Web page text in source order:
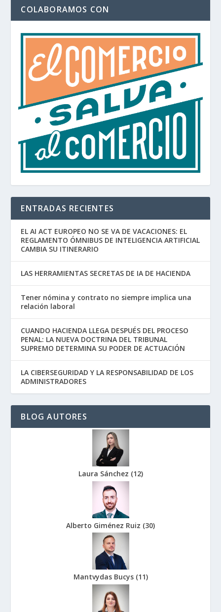
COLABORAMOS CON
ENTRADAS RECIENTES
EL AI ACT EUROPEO NO SE VA DE VACACIONES: EL
REGLAMENTO ÓMNIBUS DE INTELIGENCIA ARTIFICIAL
CAMBIA SU ITINERARIO
LAS HERRAMIENTAS SECRETAS DE IA DE HACIENDA
Tener nómina y contrato no siempre implica una
relación laboral
CUANDO HACIENDA LLEGA DESPUÉS DEL PROCESO
PENAL: LA NUEVA DOCTRINA DEL TRIBUNAL
SUPREMO DETERMINA SU PODER DE ACTUACIÓN
LA CIBERSEGURIDAD Y LA RESPONSABILIDAD DE LOS
ADMINISTRADORES
BLOG AUTORES
Laura Sánchez (12)
Alberto Giménez Ruiz (30)
Mantvydas Bucys (11)